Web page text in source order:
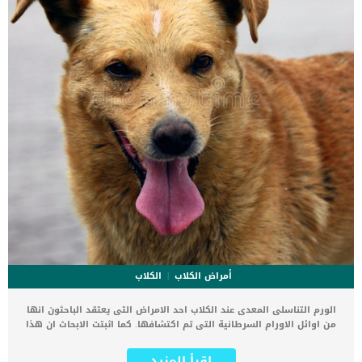
أمراض الكلاب
الكلاب
الورم التناسلى المعدى عند الكلاب احد الامراض التى يعتقد الباحثون انها
من اوائل الاورام السرطانية التى تم اكتشافها. كما اثبتت الابحاث ان هذا